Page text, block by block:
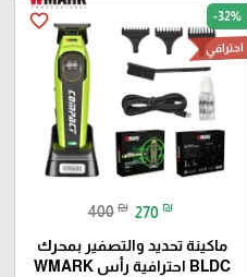
favorite_border -32%
احترافي
400 ₪ 270 ₪
ماكينة تحديد والتصفير بمحرك
BLDC احترافية رأس WMARK